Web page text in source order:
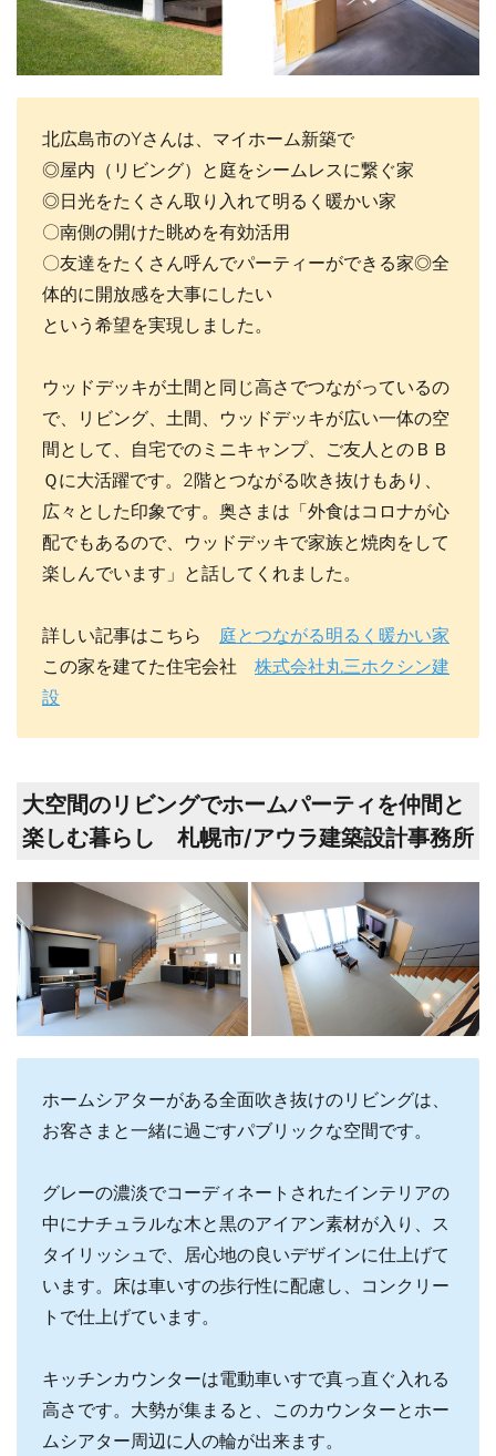
北広島市のYさんは、マイホーム新築で
◎屋内（リビング）と庭をシームレスに繋ぐ家
◎日光をたくさん取り入れて明るく暖かい家
〇南側の開けた眺めを有効活用
〇友達をたくさん呼んでパーティーができる家◎全
体的に開放感を大事にしたい
という希望を実現しました。
ウッドデッキが土間と同じ高さでつながっているの
で、リビング、土間、ウッドデッキが広い一体の空
間として、自宅でのミニキャンプ、ご友人とのＢＢ
Ｑに大活躍です。2階とつながる吹き抜けもあり、
広々とした印象です。奥さまは「外食はコロナが心
配でもあるので、ウッドデッキで家族と焼肉をして
楽しんでいます」と話してくれました。
詳しい記事はこちら 庭とつながる明るく暖かい家
この家を建てた住宅会社 株式会社丸三ホクシン建
設
大空間のリビングでホームパーティを仲間と
楽しむ暮らし 札幌市/アウラ建築設計事務所
ホームシアターがある全面吹き抜けのリビングは、
お客さまと一緒に過ごすパブリックな空間です。
グレーの濃淡でコーディネートされたインテリアの
中にナチュラルな木と黒のアイアン素材が入り、ス
タイリッシュで、居心地の良いデザインに仕上げて
います。床は車いすの歩行性に配慮し、コンクリー
トで仕上げています。
キッチンカウンターは電動車いすで真っ直ぐ入れる
高さです。大勢が集まると、このカウンターとホー
ムシアター周辺に人の輪が出来ます。